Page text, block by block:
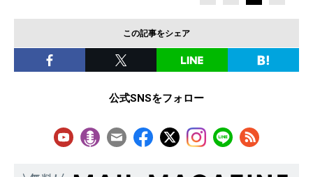
この記事をシェア
公式SNSをフォロー